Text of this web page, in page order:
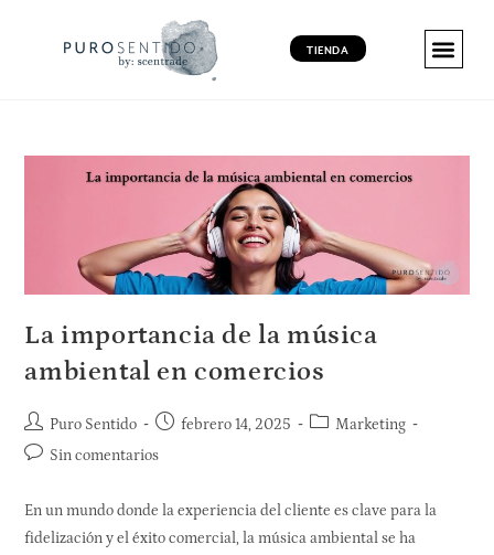
TIENDA
La importancia de la música
ambiental en comercios
Puro Sentido febrero 14, 2025
Marketing
Sin comentarios
En un mundo donde la experiencia del cliente es clave para la
fidelización y el éxito comercial, la música ambiental se ha